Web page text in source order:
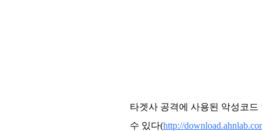
타겟사 공격에 사용된 악성코드
수 있다(http://